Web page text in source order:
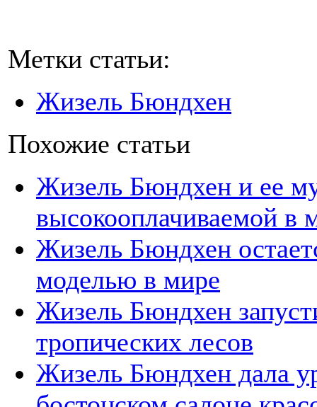
Метки статьи:
Жизель Бюндхен
Похожие статьи
Жизель Бюндхен и ее
высокооплачиваемой в
Жизель Бюндхен
моделью в мире
Жизель Бюндхен
тропических лесов
Жизель Бюндхен дала